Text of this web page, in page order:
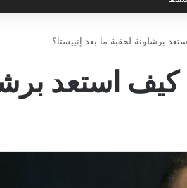
برشلونة لحقبة ما بعد إنييستا؟
استعد